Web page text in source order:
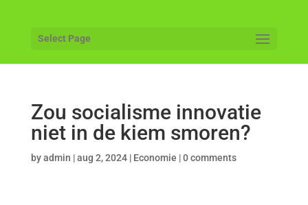
Select Page
Zou socialisme innovatie
niet in de kiem smoren?
byadmin |aug 2, 2024| Economie |0 comments